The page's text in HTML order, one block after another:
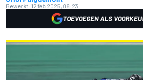
Bewerkt: 12 feb 2025, 08:23
TOEVOEGEN ALS